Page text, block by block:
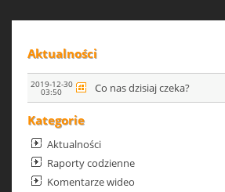
Aktualności
2019-12-30
03:50 Co nas dzisiaj czeka?
Kategorie
Aktualności
Raporty codzienne
Komentarze wideo